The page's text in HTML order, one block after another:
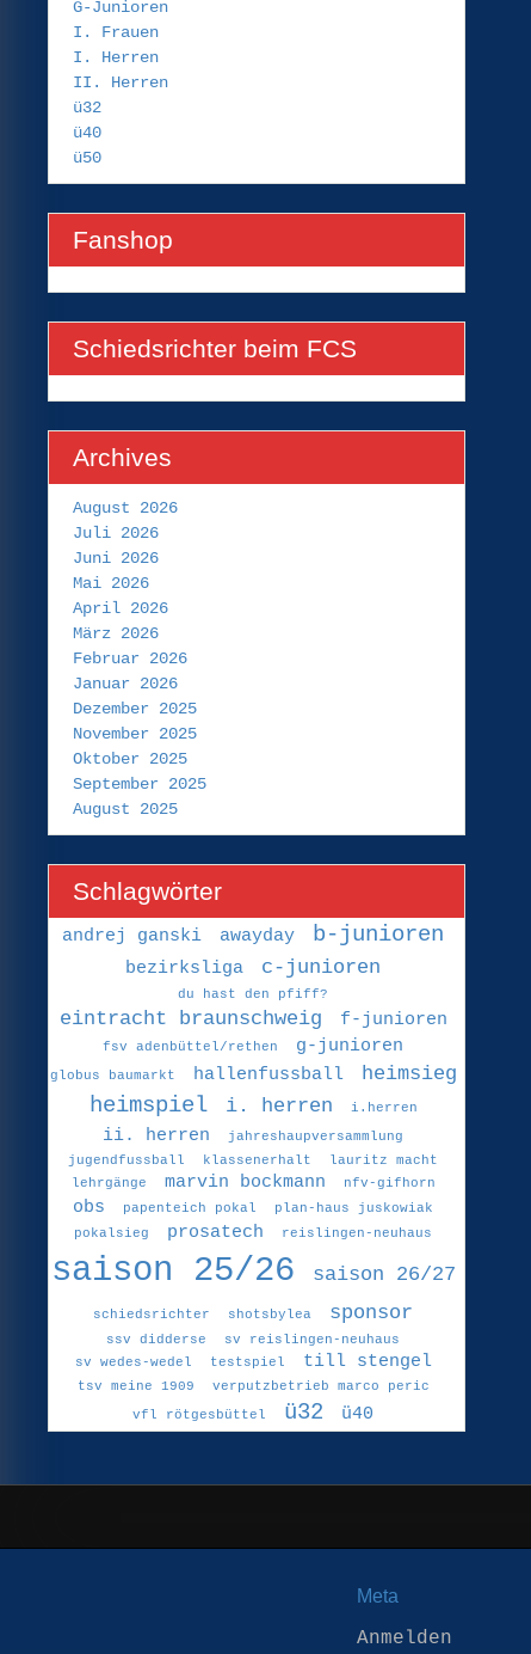
G-Junioren
I. Frauen
I. Herren
II. Herren
ü32
ü40
ü50
Fanshop
Schiedsrichter beim FCS
Archives
August 2026
Juli 2026
Juni 2026
Mai 2026
April 2026
März 2026
Februar 2026
Januar 2026
Dezember 2025
November 2025
Oktober 2025
September 2025
August 2025
Schlagwörter
andrej ganski awayday b-junioren
bezirksliga c-junioren
du hast den pfiff?
eintracht braunschweig f-junioren
fsv adenbüttel/rethen g-junioren
globus baumarkt hallenfussball heimsieg
heimspiel i. herren i.herren
ii. herren
jahreshaupversammlung
jugendfussball
klassenerhalt
lauritz macht
lehrgänge
marvin bockmann nfv-gifhorn
obs papenteich pokal
plan-haus juskowiak
pokalsieg
prosatech reislingen-neuhaus
saison 25/26 saison 26/27
schiedsrichter shotsbylea sponsor
ssv didderse
sv reislingen-neuhaus
sv wedes-wedel
testspiel till stengel
tsv meine 1909
verputzbetrieb marco peric
vfl rötgesbüttel
ü32 ü40
Meta
Anmelden